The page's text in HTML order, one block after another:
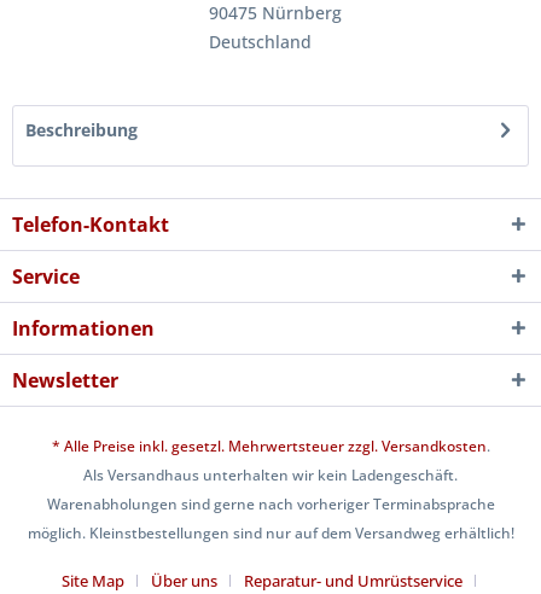
90475 Nürnberg
Deutschland
Beschreibung
Telefon-Kontakt
Service
Informationen
Newsletter
* Alle Preise inkl. gesetzl. Mehrwertsteuer zzgl.Versandkosten.
Als Versandhaus unterhalten wir kein Ladengeschäft.
Warenabholungen sind gerne nach vorheriger Terminabsprache
möglich. Kleinstbestellungen sind nur auf dem Versandweg erhältlich!
Site Map Über uns
Reparatur- und Umrüstservice